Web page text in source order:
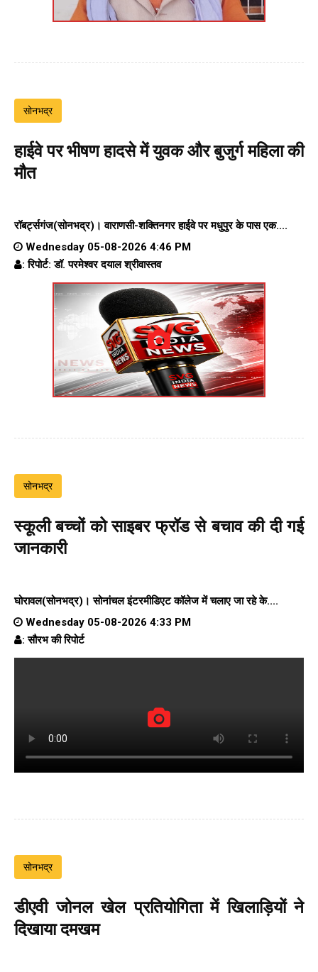
सोनभद्र
हाईवे पर भीषण हादसे में युवक और बुजुर्ग महिला की
मौत
रॉबर्ट्सगंज(सोनभद्र)। वाराणसी-शक्तिनगर हाईवे परमधुपुर के पास एक....
Wednesday 05-08-2026 4:46 PM
: रिपोर्ट: डॉ. परमेश्वर दयाल श्रीवास्तव
सोनभद्र
स्कूली बच्चों को साइबर फ्रॉड से बचाव की दी गई
जानकारी
घोरावल(सोनभद्र)। सोनांचल इंटरमीडिएट कॉलेजमें चलाए जा रहे के....
Wednesday 05-08-2026 4:33 PM
: सौरभ की रिपोर्ट
सोनभद्र
डीएवी जोनल खेल प्रतियोगिता में खिलाड़ियों ने
दिखाया दमखम